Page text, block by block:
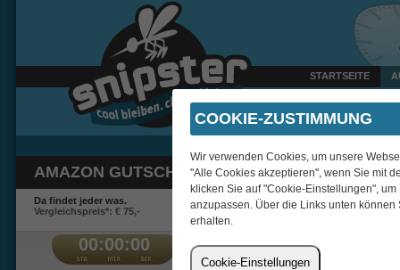
STARTSEITE
Gestern um 22:49 Uhr
AMAZON GUTSCHEIN 25 EUR + 100 BIDS
Da findet jeder was.
Vergleichspreis*: € 75,-
00:00:00 €
COOKIE-ZUSTIMMUNG
Wir verwenden Cookies, um unsere
"Alle Cookies akzeptieren", wenn Sie mit
klicken Sie auf "Cookie-Einstellungen",
anzupassen. Über die Links unten
erhalten.
Cookie-Einstellungen